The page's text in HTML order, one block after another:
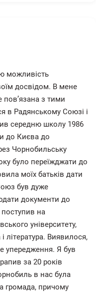
можливість
досвідом. В мене
пов’язана з тими
в Радянському Союзі і
середню школу 1986
до Києва до
Чорнобильську
було переїжджати до
моїх батьків дати
був дуже
документи до
поступив на
університету,
література. Виявилося,
упередження. Я був
за 20 років
в нас була
громада, причому